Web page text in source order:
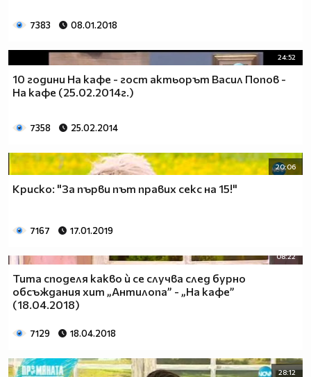
7383 08.01.2018
24:52
10 години На кафе - гост актьорът Васил Попов -
На кафе (25.02.2014г.)
7358 25.02.2014
20:06
Криско: "За първи път правих секс на 15!"
7167 17.01.2019
08:22
Тита споделя какво ѝ се случва след бурно
обсъждания хит „Антилопа” - „На кафе”
(18.04.2018)
7129 18.04.2018
28:12